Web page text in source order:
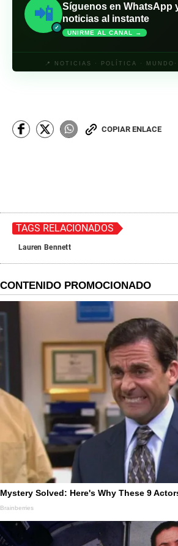
📲
✓
Síguenos en WhatsApp
noticias al instante
UNIRME AL CANAL →
📍 NOTICIAS · POLÍTICA ·
COPIAR ENLACE
TAGS RELACIONADOS
Lauren Bennett